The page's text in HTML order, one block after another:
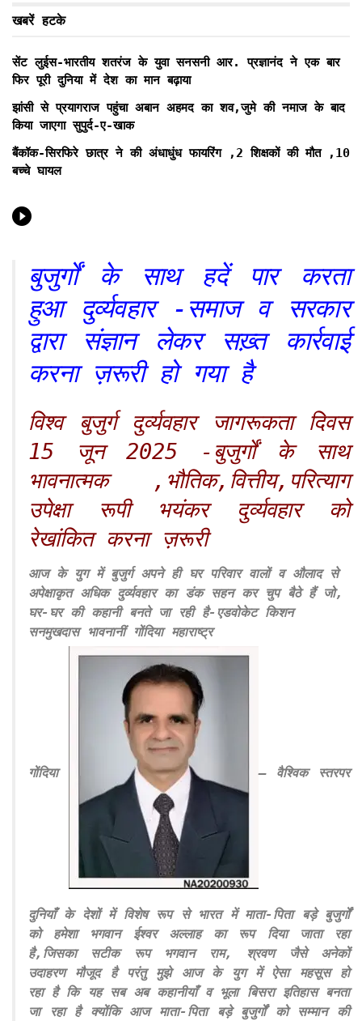
खबरें हटके
सेंट लुईस-भारतीय शतरंज के युवा सनसनी आर. प्रज्ञानंद ने एक बार
फिर पूरी दुनिया में देश का मान बढ़ाया
झांसी से प्रयागराज पहुंचा अबान अहमद का शव,जुमे की नमाज के बाद
किया जाएगा सुपुर्द-ए-खाक
बैंकॉक-सिरफिरे छात्र ने की अंधाधुंध फायरिंग ,2 शिक्षकों की मौत ,10
बच्चे घायल
बुजुर्गों के साथ हदें पार करता
हुआ दुर्व्यवहार -समाज व सरकार
द्वारा संज्ञान लेकर सख़्त कार्रवाई
करना ज़रूरी हो गया है
विश्व बुजुर्ग दुर्व्यवहार जागरूकता दिवस
15 जून 2025 -बुजुर्गों के साथ
भावनात्मक ,भौतिक,वित्तीय,परित्याग
उपेक्षा रूपी भयंकर दुर्व्यवहार को
रेखांकित करना ज़रूरी
आज के युग में बुजुर्ग अपने ही घर परिवार वालों व औलाद से
अपेक्षाकृत अधिक दुर्व्यवहार का डंक सहन कर चुप बैठे हैं जो,
घर-घर की कहानी बनते जा रही है-एडवोकेट किशन
सनमुखदास भावनानीं गोंदिया महाराष्ट्र
गोंदिया – वैश्विक स्तरपर
दुनियाँ के देशों में विशेष रूप से भारत में माता-पिता बड़े बुजुर्गों
को हमेशा भगवान ईश्वर अल्लाह का रूप दिया जाता रहा
है,जिसका सटीक रूप भगवान राम, श्रवण जैसे अनेकों
उदाहरण मौजूद है परंतु मुझे आज के युग में ऐसा महसूस हो
रहा है कि यह सब अब कहानीयाँ व भूला बिसरा इतिहास बनता
जा रहा है क्योंकि आज माता-पिता बड़े बुजुर्गों को सम्मान की